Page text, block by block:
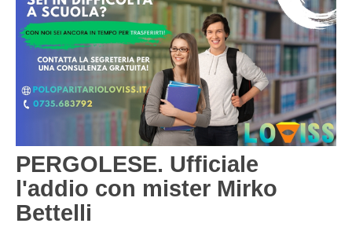
3^ CATEGORIA
GIOVANILI
PERGOLESE. Ufficiale
l'addio con mister Mirko
Bettelli